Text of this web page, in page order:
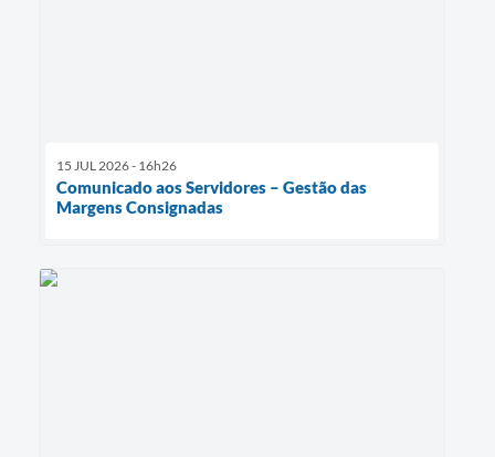
15 JUL 2026 - 16h26
Comunicado aos Servidores – Gestão das
Margens Consignadas